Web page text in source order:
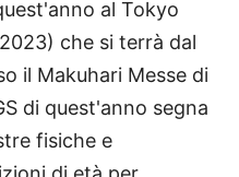
al Tokyo
che si terrà dal
il Makuhari Messe di
di quest'anno segna
fisiche e